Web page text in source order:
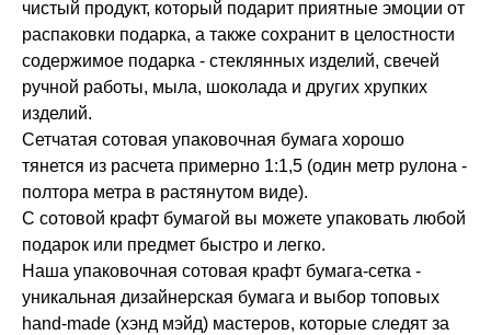
чистый продукт, который подарит приятные эмоции от
распаковки подарка, а также сохранит в целостности
содержимое подарка - стеклянных изделий, свечей
ручной работы, мыла, шоколада и других хрупких
изделий.
Сетчатая сотовая упаковочная бумага хорошо
тянется из расчета примерно 1:1,5 (один метр рулона -
полтора метра в растянутом виде).
С сотовой крафт бумагой вы можете упаковать любой
подарок или предмет быстро и легко.
Наша упаковочная сотовая крафт бумага-сетка -
уникальная дизайнерская бумага и выбор топовых
hand-made (хэнд мэйд) мастеров, которые следят за